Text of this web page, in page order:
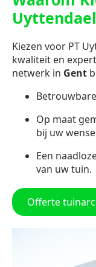
Kiezen voor PT
kwaliteit en
netwerk in Gent
Op maat
bij uw
Een
van uw tuin.
Offerte